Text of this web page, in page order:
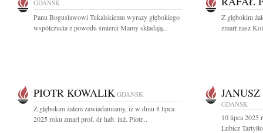
GDAŃSK
Panu Bogusławowi Tukalskiemu wyrazy głębokiego
współczucia z powodu śmierci Mamy składają...
Z głębokim
zmarł nasz
PIOTR KOWALIK GDAŃSK
Z głębokim żalem zawiadamiamy, iż w dniu 8 lipca
2025 roku zmarł prof. dr hab. inż. Piotr...
GDAŃSK
10 lipca 2025
Lubicz